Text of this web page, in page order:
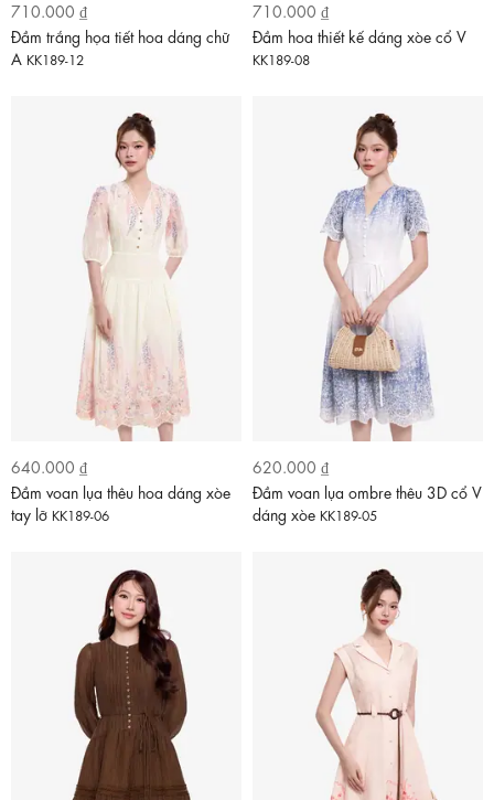
710.000 ₫
Đầm trắng họa tiết hoa dáng chữ
A KK189-12
710.000 ₫
Đầm hoa thiết kế dáng xòe cổ V
KK189-08
640.000 ₫
Đầm voan lụa thêu hoa dáng xòe
tay lỡ KK189-06
620.000 ₫
Đầm voan lụa ombre thêu 3D cổ V
dáng xòe KK189-05